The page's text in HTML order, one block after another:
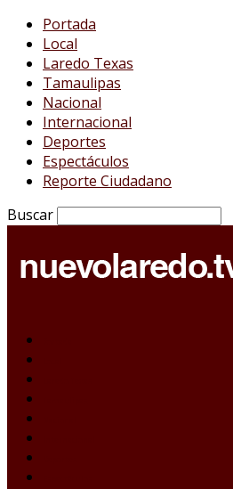
Portada
Local
Laredo Texas
Tamaulipas
Nacional
Internacional
Deportes
Espectáculos
Reporte Ciudadano
Buscar